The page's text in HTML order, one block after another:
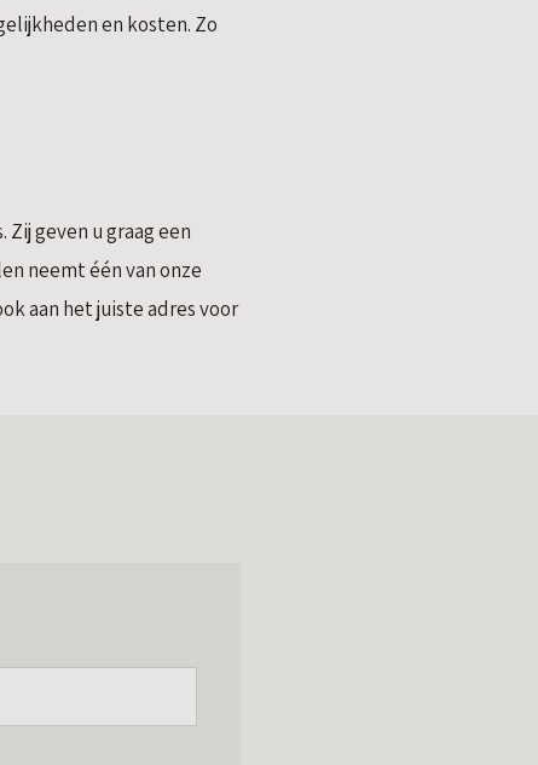
en kosten. Zo
geven u graag een
neemt één van onze
aan het juiste adres voor